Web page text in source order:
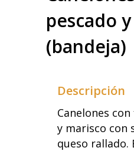
pescado
(bandeja)
Descripción
Canelones
y marisco con
queso rallado.